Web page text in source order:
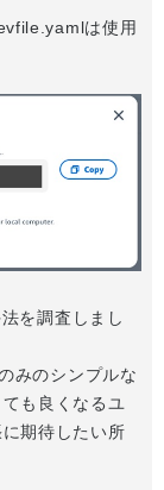
は使用
を調査しまし
みのシンプルな
も良くなるユ
期待したい所